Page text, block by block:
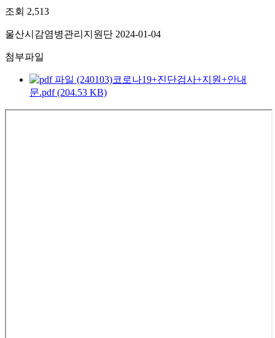
조회 2,513
울산시감염병관리지원단 2024-01-04
첨부파일
(240103)코로나19+진단검사+지원+안내
문.pdf (204.53 KB)